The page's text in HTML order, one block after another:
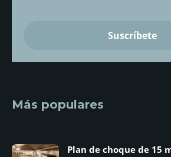
Más populares
Plan de choque de 15